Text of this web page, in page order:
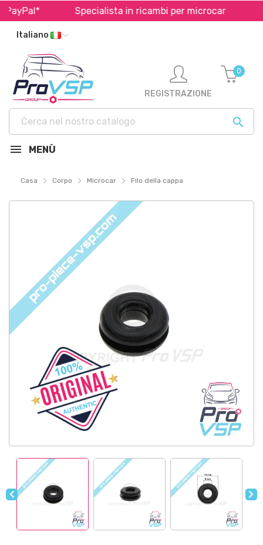
Specialista in ricambi per microcar
Italiano

REGISTRAZIONE
0
MENÙ
Casa Corpo Microcar Filo della cappa